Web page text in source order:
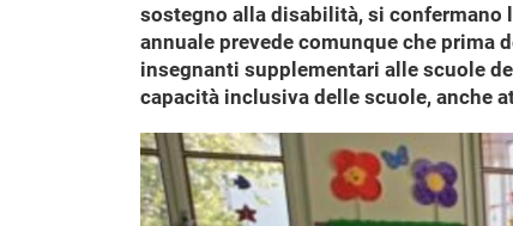
sostegno alla disabilità, si confermano
annuale prevede comunque che prima
insegnanti supplementari alle scuole
capacità inclusiva delle scuole, anche